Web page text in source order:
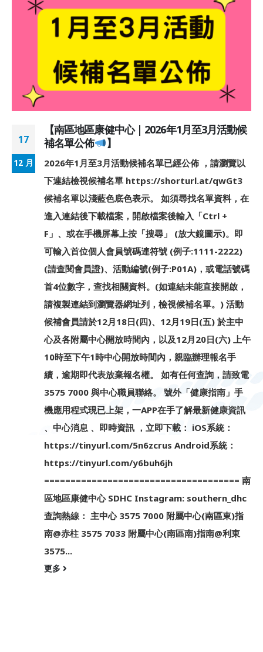
17
12 月
【南區地區康健中心 | 2026年1月至3月活動候
補名單公佈
】
2026年1月至3月活動候補名單已經公佈 ，請瀏覽以
下連結檢視候補名單 https://shorturl.at/qwGt3
候補名單以淺藍色底色表示。 如須尋找名單資料，在
進入連結後下載檔案，開啟檔案後輸入「Ctrl +
F」、或在手機屏幕上按「搜尋」 (放大鏡圖示)。即
可輸入首位個人會員號碼連符號 (例子:1111-2222)
(請查閱會員證)、活動編號(例子:P01A)，或電話號碼
首4位數字，查找相關資料。(如連結未能直接開啟，
請複製連結到瀏覽器網址列，檢視候補名單。) 活動
候補會員請於12月18日(四)、12月19日(五) 於主中
心及各附屬中心開放時間內，以及12月20日(六) 上午
10時至下午1時中心開放時間內，親臨辦理報名手
續，逾期即代表放棄報名權。 如有任何查詢，請致電
3575 7000 與中心職員聯絡。 號外「健康指南」手
機應用程式現已上架，一APP在手了解最新健康資訊
、中心消息 、即時資訊 ，立即下載： iOS系統：
https://tinyurl.com/5n6zcrus Android系統：
https://tinyurl.com/y6buh6jh
===================================== 南
區地區康健中心 SDHC Instagram: southern_dhc
查詢熱線： 主中心 3575 7000 附屬中心(南區東)指
南@赤柱 3575 7033 附屬中心(南區南)指南@利東
3575...
更多